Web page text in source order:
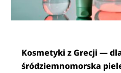
Kosmetyki z Grecji —
śródziemnomorska